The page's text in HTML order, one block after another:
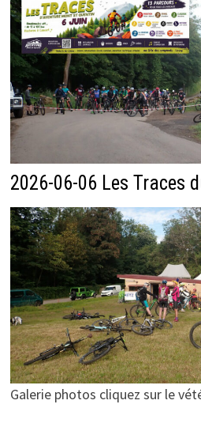
2026-06-06 Les Traces
Galerie photos cliquez sur le